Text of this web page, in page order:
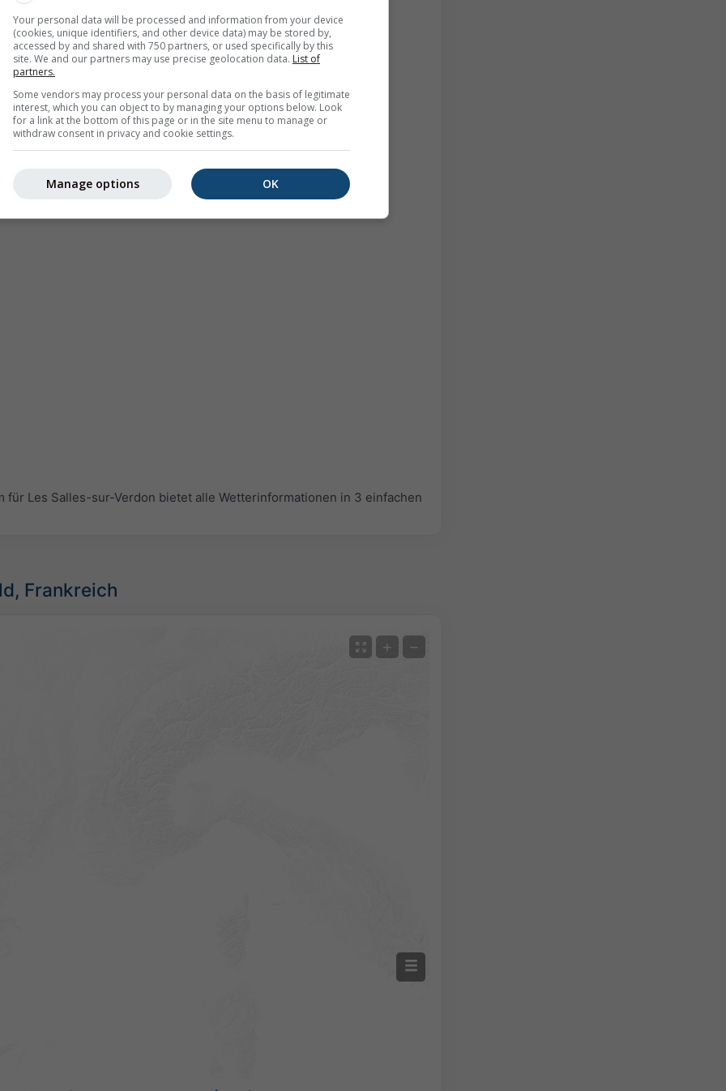
für Les Salles-sur-Verdon bietet alle Wetterinformationen in 3 einfachen
Frankreich
+ −
Your personal data will be processed and information from your device
(cookies, unique identifiers, and other device data) may be stored by,
accessed by and shared with 750 partners, or used specifically by this
site. We and our partners may use precise geolocation data. List of
partners.
Some vendors may process your personal data on the basis of legitimate
interest, which you can object to by managing your options below. Look
for a link at the bottom of this page or in the site menu to manage or
withdraw consent in privacy and cookie settings.
OK
Manage options